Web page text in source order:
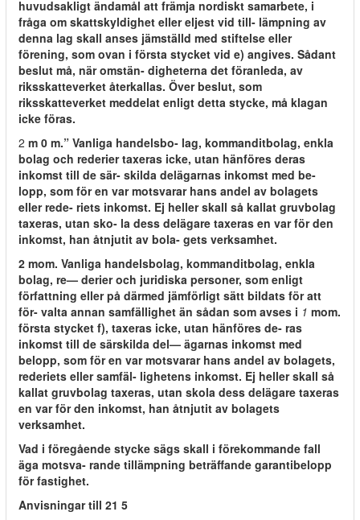
huvudsakligt ändamål att främja nordiskt samarbete, i
fråga om skattskyldighet eller eljest vid till- lämpning av
denna lag skall anses jämställd med stiftelse eller
förening, som ovan i första stycket vid e) angives. Sådant
beslut må, när omstän- digheterna det föranleda, av
riksskatteverket återkallas. Över beslut, som
riksskatteverket meddelat enligt detta stycke, må klagan
icke föras.
2 m 0 m.” Vanliga handelsbo- lag, kommanditbolag, enkla
bolag och rederier taxeras icke, utan hänföres deras
inkomst till de sär- skilda delägarnas inkomst med be-
lopp, som för en var motsvarar hans andel av bolagets
eller rede- riets inkomst. Ej heller skall så kallat gruvbolag
taxeras, utan sko- la dess delägare taxeras en var för den
inkomst, han åtnjutit av bola- gets verksamhet.
2 mom. Vanliga handelsbolag, kommanditbolag, enkla
bolag, re— derier och juridiska personer, som enligt
författning eller på därmed jämförligt sätt bildats för att
för- valta annan samfällighet än sådan som avses i 1 mom.
första stycket f), taxeras icke, utan hänföres de- ras
inkomst till de särskilda del— ägarnas inkomst med
belopp, som för en var motsvarar hans andel av bolagets,
rederiets eller samfäl- lighetens inkomst. Ej heller skall så
kallat gruvbolag taxeras, utan skola dess delägare taxeras
en var för den inkomst, han åtnjutit av bolagets
verksamhet.
Vad i föregående stycke sägs skall i förekommande fall
äga motsva- rande tillämpning beträffande garantibelopp
för fastighet.
Anvisningar till 21 5